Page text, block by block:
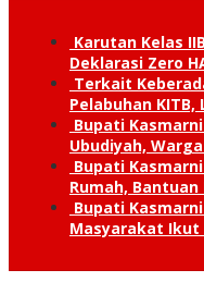
Karutan Kelas
Deklarasi Zero
Terkait
Pelabuhan KITB,
Bupati
Ubudiyah,
Bupati
Rumah,
Bupati
Masyarakat Ikut